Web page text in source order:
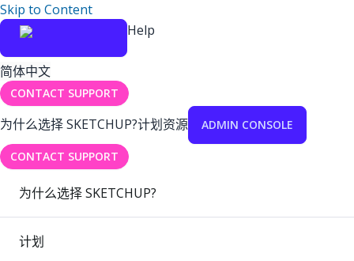
Skip to Content
Help
简体中文
CONTACT SUPPORT
为什么选择 SKETCHUP?计划资源 ADMIN CONSOLE
CONTACT SUPPORT
为什么选择 SKETCHUP?
计划